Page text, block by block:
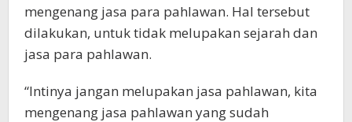
mengenang jasa para pahlawan. Hal tersebut
dilakukan, untuk tidak melupakan sejarah dan
jasa para pahlawan.
“Intinya jangan melupakan jasa pahlawan, kita
mengenang jasa pahlawan yang sudah